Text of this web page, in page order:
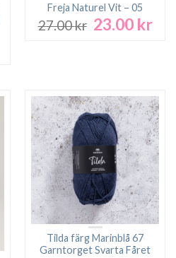
Freja Naturel Vit – 05
27.00kr Det
23.00 krDet
Tilda färg Marinblå 67
Garntorget Svarta Fåret